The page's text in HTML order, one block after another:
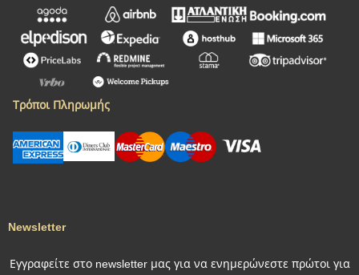
Newsletter
Εγγραφείτε στο newsletter μας για να ενημερώνεστε πρώτοι για
Τρόποι Πληρωμής